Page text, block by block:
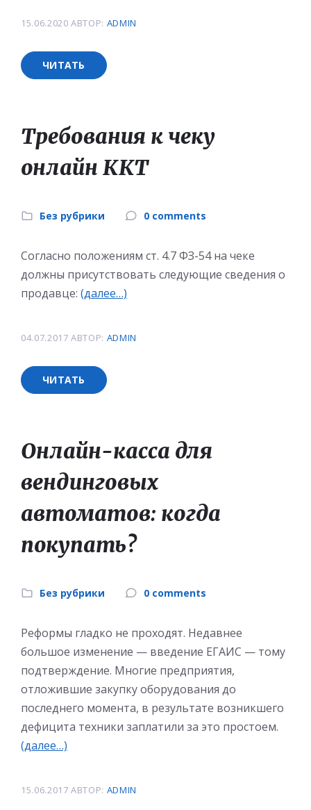
15.06.2020 АВТОР: ADMIN
ЧИТАТЬ
Требования к чеку
онлайн ККТ
Без рубрики 0 comments
Согласно положениям ст. 4.7 ФЗ-54 на чеке
должны присутствовать следующие сведения о
продавце: (далее…)
04.07.2017 АВТОР: ADMIN
ЧИТАТЬ
Онлайн-касса для
вендинговых
автоматов: когда
покупать?
Без рубрики 0 comments
Реформы гладко не проходят. Недавнее
большое изменение — введение ЕГАИС — тому
подтверждение. Многие предприятия,
отложившие закупку оборудования до
последнего момента, в результате возникшего
дефицита техники заплатили за это простоем.
(далее…)
15.06.2017 АВТОР: ADMIN